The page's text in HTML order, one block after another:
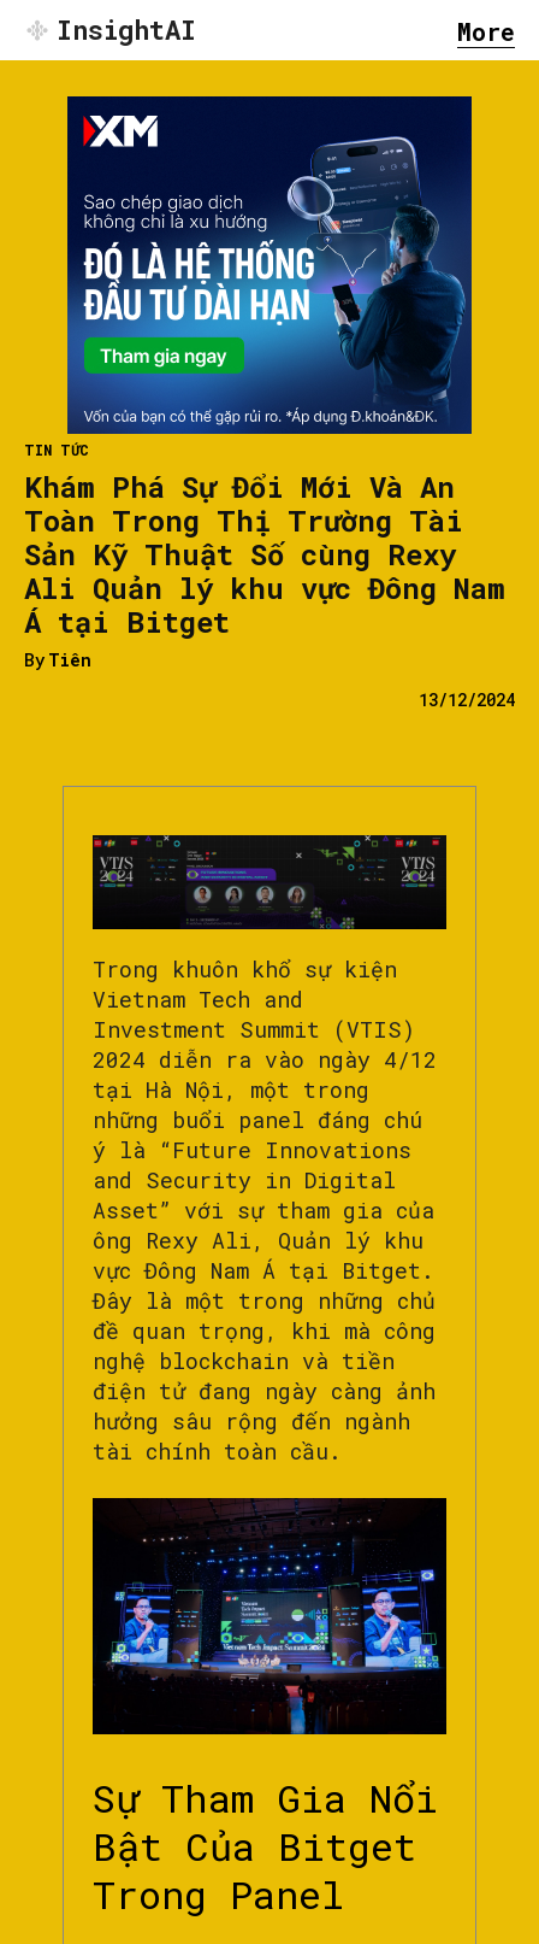
InsightAI More
TIN TỨC
Khám Phá Sự Đổi Mới Và An
Toàn Trong Thị Trường Tài
Sản Kỹ Thuật Số cùng Rexy
Ali Quản lý khu vực Đông Nam
Á tại Bitget
By Tiên
13/12/2024
Trong khuôn khổ sự kiện
Vietnam Tech and
Investment Summit (VTIS)
2024 diễn ra vào ngày 4/12
tại Hà Nội, một trong
những buổi panel đáng chú
ý là “Future Innovations
and Security in Digital
Asset” với sự tham gia của
ông Rexy Ali, Quản lý khu
vực Đông Nam Á tại Bitget.
Đây là một trong những chủ
đề quan trọng, khi mà công
nghệ blockchain và tiền
điện tử đang ngày càng ảnh
hưởng sâu rộng đến ngành
tài chính toàn cầu.
Sự Tham Gia Nổi
Bật Của Bitget
Trong Panel